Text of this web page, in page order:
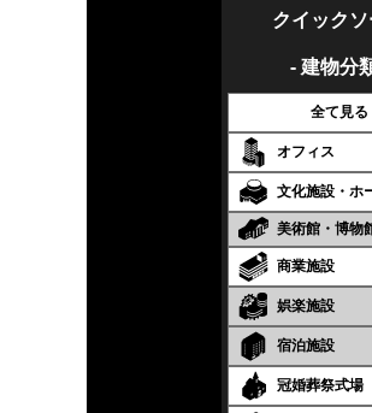
クイックソ
- 建物分
全て見る
オフィス
文化施設・ホ
美術館・博物
商業施設
娯楽施設
宿泊施設
冠婚葬祭式場